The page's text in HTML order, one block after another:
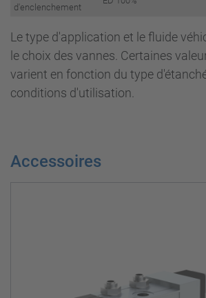
d'enclenchement
Le type d'application et le fluide
le choix des vannes. Certaines
varient en fonction du type
conditions d'utilisation.
Accessoires